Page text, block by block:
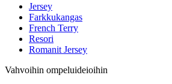
Jersey
Farkkukangas
French Terry
Resori
Romanit Jersey
Vahvoihin ompeluideioihin